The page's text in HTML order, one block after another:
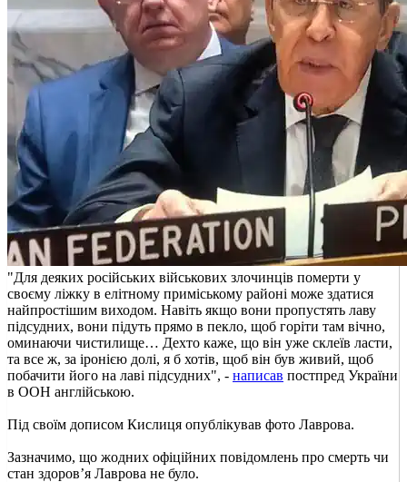
"Для деяких російських військових злочинців померти у
своєму ліжку в елітному приміському районі може здатися
найпростішим виходом. Навіть якщо вони пропустять лаву
підсудних, вони підуть прямо в пекло, щоб горіти там вічно,
оминаючи чистилище… Дехто каже, що він уже склеїв ласти,
та все ж, за іронією долі, я б хотів, щоб він був живий, щоб
побачити його на лаві підсудних", - написав постпред України
в ООН англійською.
Під своїм дописом Кислиця опублікував фото Лаврова.
Зазначимо, що жодних офіційних повідомлень про смерть чи
стан здоров’я Лаврова не було.